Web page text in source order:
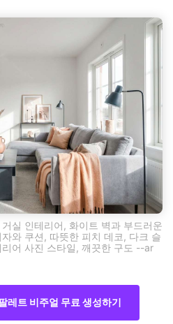
실 인테리어, 화이트 벽과 부드러운
와 쿠션, 따뜻한 피치 데코, 다크 슬
어 사진 스타일, 깨끗한 구도 --ar
레트 비주얼 무료 생성하기